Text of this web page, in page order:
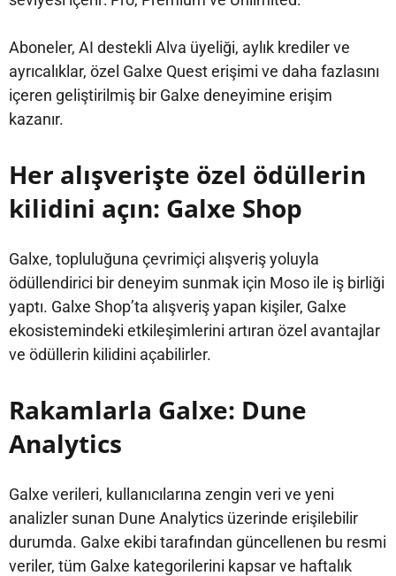
Aboneler, AI destekli Alva üyeliği, aylık krediler ve
ayrıcalıklar, özel Galxe Quest erişimi ve daha fazlasını
içeren geliştirilmiş bir Galxe deneyimine erişim
kazanır.
Her alışverişte özel ödüllerin
kilidini açın: Galxe Shop
Galxe, topluluğuna çevrimiçi alışveriş yoluyla
ödüllendirici bir deneyim sunmak için Moso ile iş birliği
yaptı. Galxe Shop’ta alışveriş yapan kişiler, Galxe
ekosistemindeki etkileşimlerini artıran özel avantajlar
ve ödüllerin kilidini açabilirler.
Rakamlarla Galxe: Dune
Analytics
Galxe verileri, kullanıcılarına zengin veri ve yeni
analizler sunan Dune Analytics üzerinde erişilebilir
durumda. Galxe ekibi tarafından güncellenen bu resmi
veriler, tüm Galxe kategorilerini kapsar ve haftalık